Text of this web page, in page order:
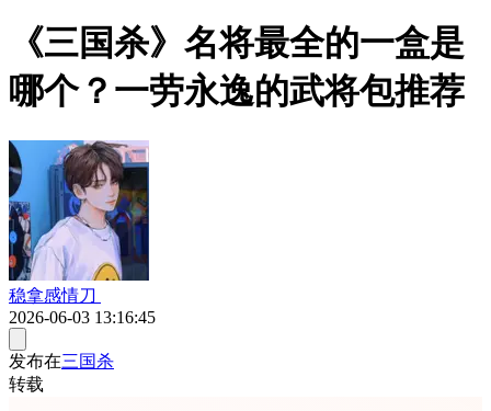
《三国杀》名将最全的一盒是
哪个？一劳永逸的武将包推荐
稳拿感情刀
2026-06-03 13:16:45
发布在三国杀
转载